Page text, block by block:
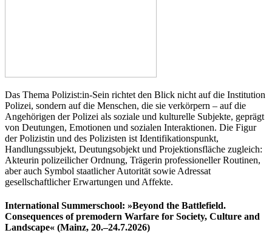
Das Thema Polizist:in-Sein richtet den Blick nicht auf die Institution
Polizei, sondern auf die Menschen, die sie verkörpern – auf die
Angehörigen der Polizei als soziale und kulturelle Subjekte, geprägt
von Deutungen, Emotionen und sozialen Interaktionen. Die Figur
der Polizistin und des Polizisten ist Identifikationspunkt,
Handlungssubjekt, Deutungsobjekt und Projektionsfläche zugleich:
Akteurin polizeilicher Ordnung, Trägerin professioneller Routinen,
aber auch Symbol staatlicher Autorität sowie Adressat
gesellschaftlicher Erwartungen und Affekte.
International Summerschool: »Beyond the Battlefield.
Consequences of premodern Warfare for Society, Culture and
Landscape« (Mainz, 20.–24.7.2026)